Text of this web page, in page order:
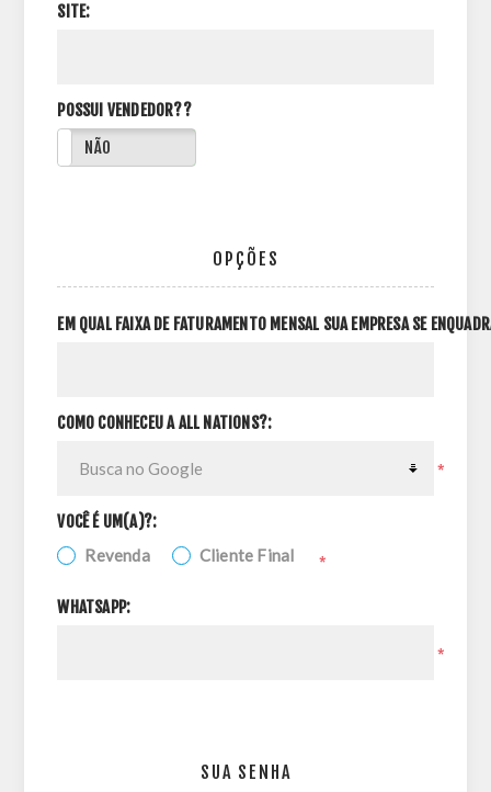
SITE:
POSSUI VENDEDOR??
NÃO
OPÇÕES
EM QUAL FAIXA DE FATURAMENTO MENSAL SUA EMPRESA SE
COMO CONHECEU A ALL NATIONS?:
*
VOCÊ É UM(A)?:
Revenda Cliente Final *
WHATSAPP:
*
SUA SENHA